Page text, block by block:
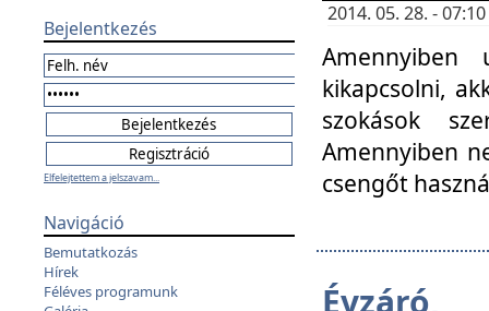
Bejelentkezés
Elfelejtettem a jelszavam...
Navigáció
Bemutatkozás
Hírek
Féléves programunk
2014. 05. 28. -
kikapcsolni,
szokások
Amennyiben
csengőt
Évzáró,